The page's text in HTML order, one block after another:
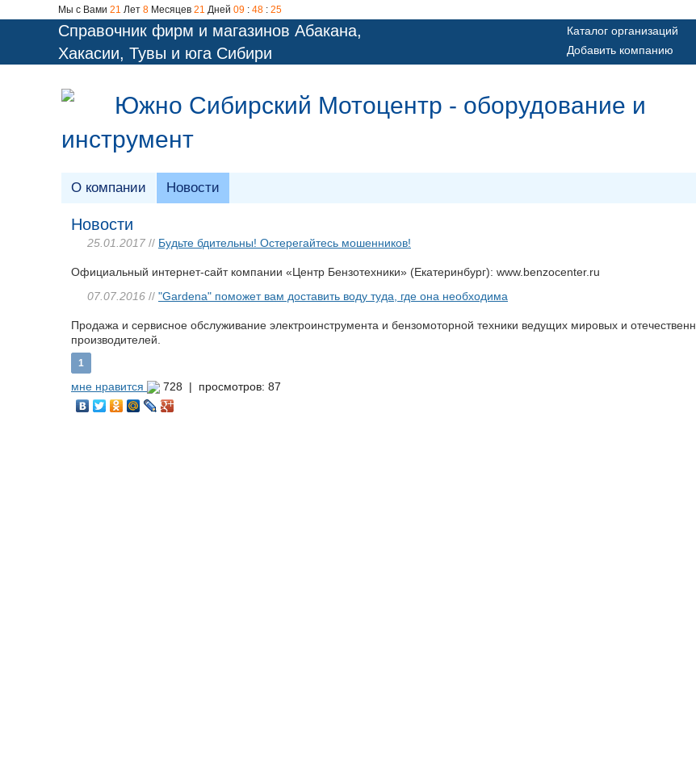
Мы с Вами 21 Лет 8 Месяцев 21 Дней 09 : 48 : 25
Справочник фирм и магазинов Абакана,
Хакасии, Тувы и юга Сибири
Каталог организаций
Добавить компанию
Южно Сибирский Мотоцентр - оборудование и
инструмент
О компании Новости
Новости
25.01.2017 // Будьте бдительны! Остерегайтесь мошенников!
Официальный интернет-сайт компании «Центр Бензотехники» (Екатеринбург): www.benzocenter.ru
07.07.2016 // "Gardena" поможет вам доставить воду туда, где она необходима
Продажа и сервисное обслуживание электроинструмента и бензомоторной техники ведущих мировых и
производителей.
1
мне нравится 728 | просмотров: 87